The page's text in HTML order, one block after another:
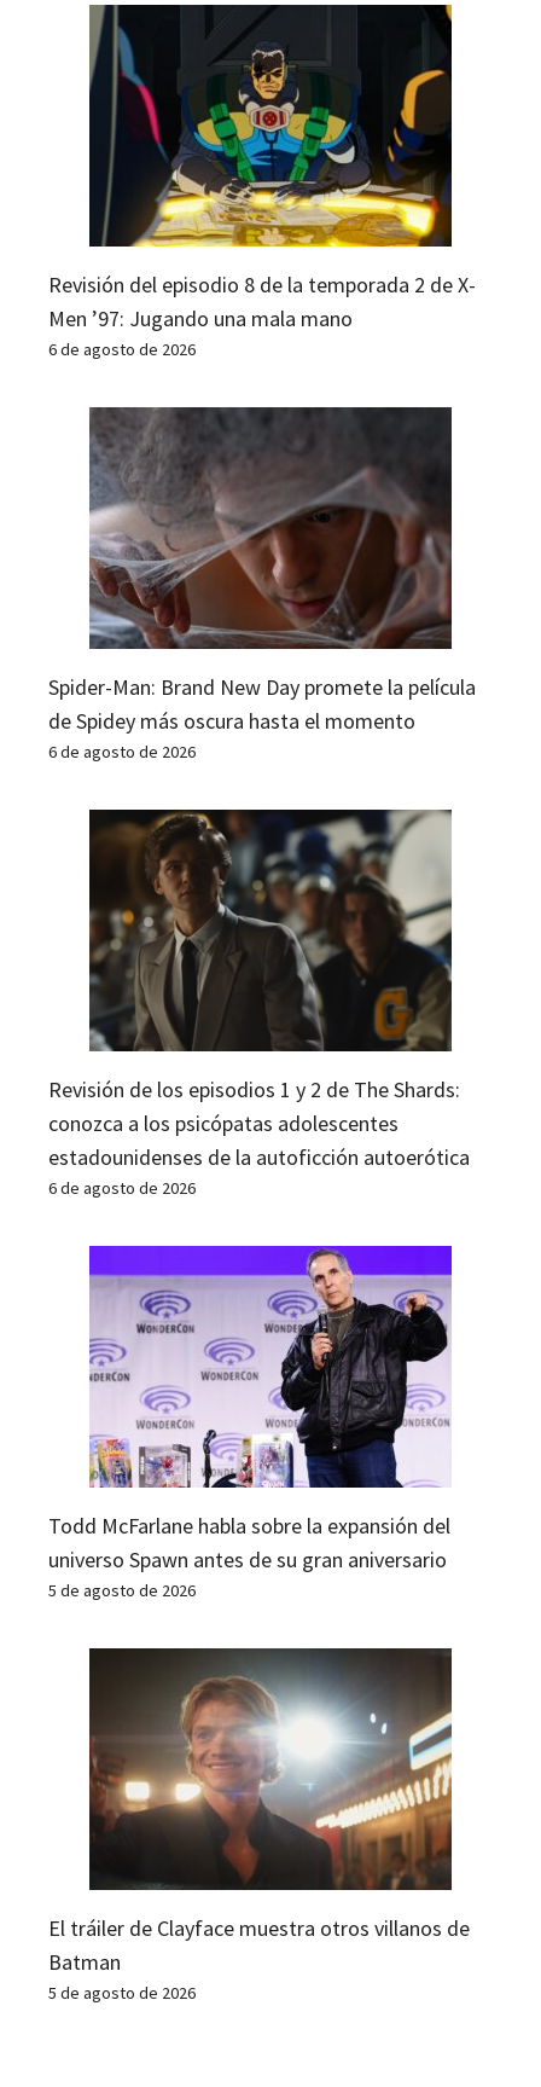
Revisión del episodio 8 de la temporada 2 de X-
Men ’97: Jugando una mala mano
6 de agosto de 2026
Spider-Man: Brand New Day promete la película
de Spidey más oscura hasta el momento
6 de agosto de 2026
Revisión de los episodios 1 y 2 de The Shards:
conozca a los psicópatas adolescentes
estadounidenses de la autoficción autoerótica
6 de agosto de 2026
Todd McFarlane habla sobre la expansión del
universo Spawn antes de su gran aniversario
5 de agosto de 2026
El tráiler de Clayface muestra otros villanos de
Batman
5 de agosto de 2026